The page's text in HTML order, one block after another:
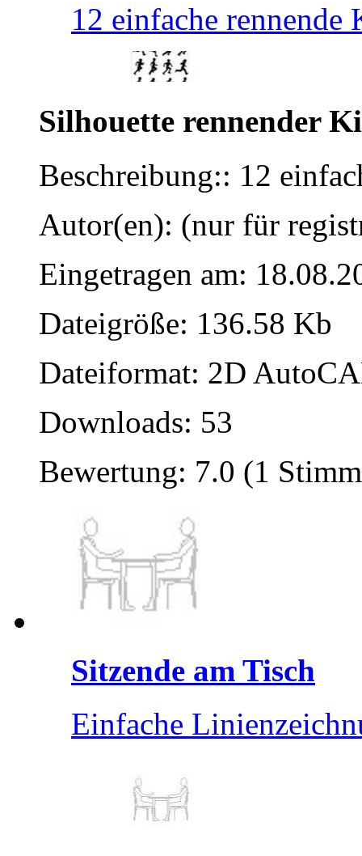
12 einfache rennende
Silhouette rennender
Beschreibung:: 12
Autor(en): (nur für
Eingetragen am:
Dateigröße: 136.58 Kb
Dateiformat: 2D
Downloads: 53
Bewertung: 7.0 (1
Sitzende am Tisch
Einfache